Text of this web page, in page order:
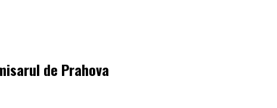
de Prahova